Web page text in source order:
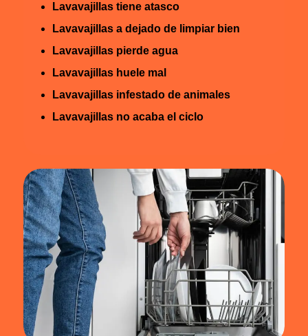
Lavavajillas tiene atasco
Lavavajillas a dejado de limpiar bien
Lavavajillas pierde agua
Lavavajillas huele mal
Lavavajillas infestado de animales
Lavavajillas no acaba el ciclo